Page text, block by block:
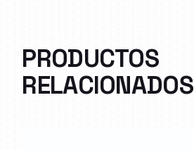
PRODUCTOS
RELACIONADOS